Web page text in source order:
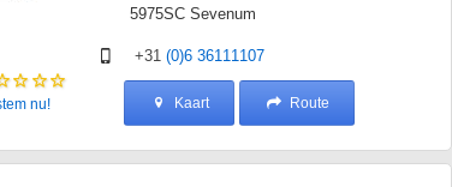
5975SC Sevenum
+31(0)6 36111107
nu! Kaart Route